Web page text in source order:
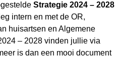
Strategie 2024 – 2028
intern en met de OR,
huisartsen en Algemene
– 2028 vinden jullie via
is dan een mooi document